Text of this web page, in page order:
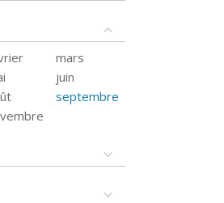
mars
juin
septembre